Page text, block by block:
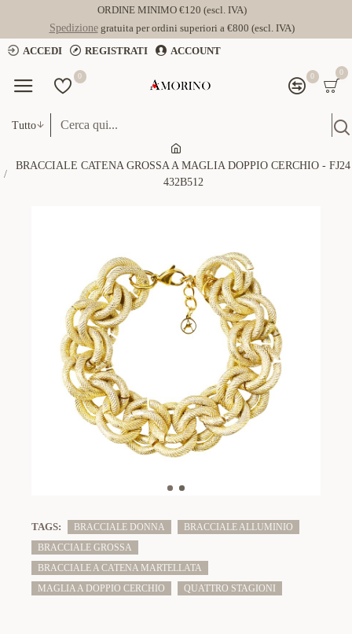
ORDINE MINIMO €120 (escl. IVA)
Spedizionegratuita per ordini superiori a €800 (escl. IVA)
ACCEDI
REGISTRATI ACCOUNT
0 0 0
Tutto
BRACCIALE CATENA GROSSA A MAGLIA DOPPIO CERCHIO - FJ24
432B512
TAGS: BRACCIALE DONNA
BRACCIALE ALLUMINIO
BRACCIALE GROSSA
BRACCIALE A CATENA MARTELLATA
MAGLIA A DOPPIO CERCHIO
QUATTRO STAGIONI